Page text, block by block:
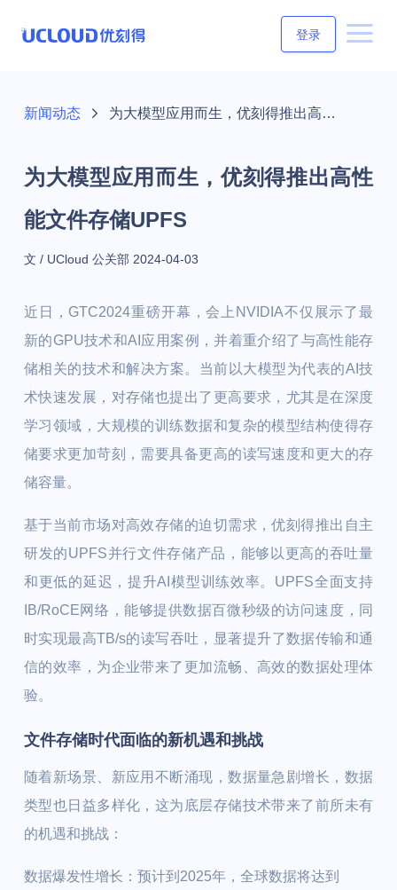
登录
新闻动态 为大模型应用而生，优刻得推出高性能文件存储UPFS
为大模型应用而生，优刻得推出高性
能文件存储UPFS
文 / UCloud 公关部 2024-04-03
近日，GTC2024重磅开幕，会上NVIDIA不仅展示了最
新的GPU技术和AI应用案例，并着重介绍了与高性能存
储相关的技术和解决方案。当前以大模型为代表的AI技
术快速发展，对存储也提出了更高要求，尤其是在深度
学习领域，大规模的训练数据和复杂的模型结构使得存
储要求更加苛刻，需要具备更高的读写速度和更大的存
储容量。
基于当前市场对高效存储的迫切需求，优刻得推出自主
研发的UPFS并行文件存储产品，能够以更高的吞吐量
和更低的延迟，提升AI模型训练效率。UPFS全面支持
IB/RoCE网络，能够提供数据百微秒级的访问速度，同
时实现最高TB/s的读写吞吐，显著提升了数据传输和通
信的效率，为企业带来了更加流畅、高效的数据处理体
验。
文件存储时代面临的新机遇和挑战
随着新场景、新应用不断涌现，数据量急剧增长，数据
类型也日益多样化，这为底层存储技术带来了前所未有
的机遇和挑战：
数据爆发性增长： 预计到2025年，全球数据将达到